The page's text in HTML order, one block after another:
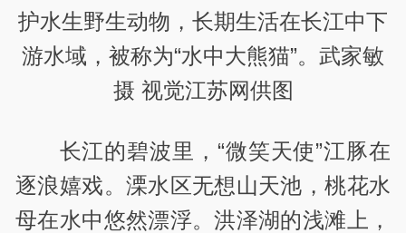
护水生野生动物，长期生活在长江中下
游水域，被称为“水中大熊猫”。武家敏
摄 视觉江苏网供图
长江的碧波里，“微笑天使”江豚在
逐浪嬉戏。溧水区无想山天池，桃花水
母在水中悠然漂浮。洪泽湖的浅滩上，